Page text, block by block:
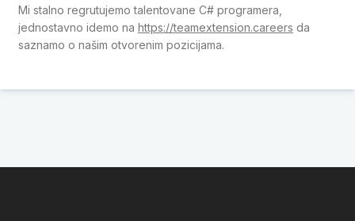
Mi stalno regrutujemo talentovane C# programera,
jednostavno idemo na https://teamextension.careers da
saznamo o našim otvorenim pozicijama.